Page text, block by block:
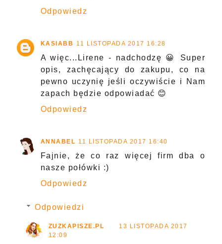
Odpowiedz
KASIABB 11 LISTOPADA 2017 16:28
A więc...Lirene - nadchodzę 😀 Super
opis, zachęcający do zakupu, co na
pewno uczynię jeśli oczywiście i Nam
zapach będzie odpowiadać 😊
Odpowiedz
ANNABEL 11 LISTOPADA 2017 16:40
Fajnie, że co raz więcej firm dba o
nasze połówki :)
Odpowiedz
Odpowiedzi
ZUZKAPISZE.PL
13 LISTOPADA 2017
12:09